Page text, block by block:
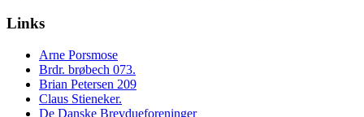
Links
Arne Porsmose
Brdr. brøbech 073.
Brian Petersen 209
Claus Stieneker.
De Danske Brevdueforeninger